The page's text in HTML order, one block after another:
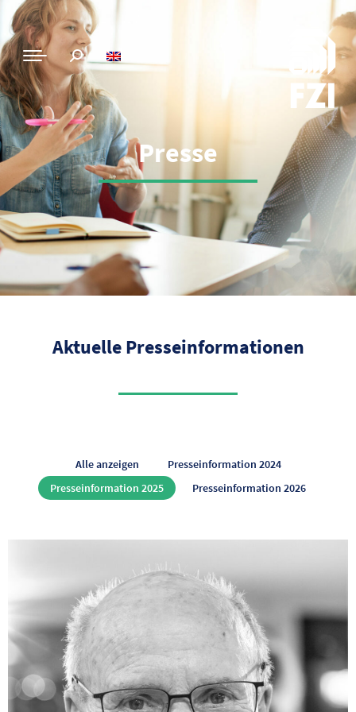
Presse
Aktuelle Presseinformationen
Alle anzeigen
Presseinformation 2024
Presseinformation 2025
Presseinformation 2026